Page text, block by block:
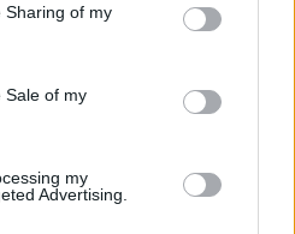
Sharing of my
Sale of my
my
Advertising.
state utilizzate fino a
è storia, storia che
dall’uscita del
dell’inventore del
clonato il primo